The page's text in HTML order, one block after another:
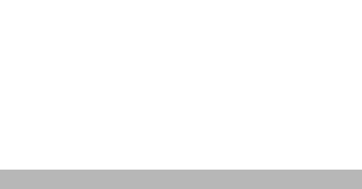
서